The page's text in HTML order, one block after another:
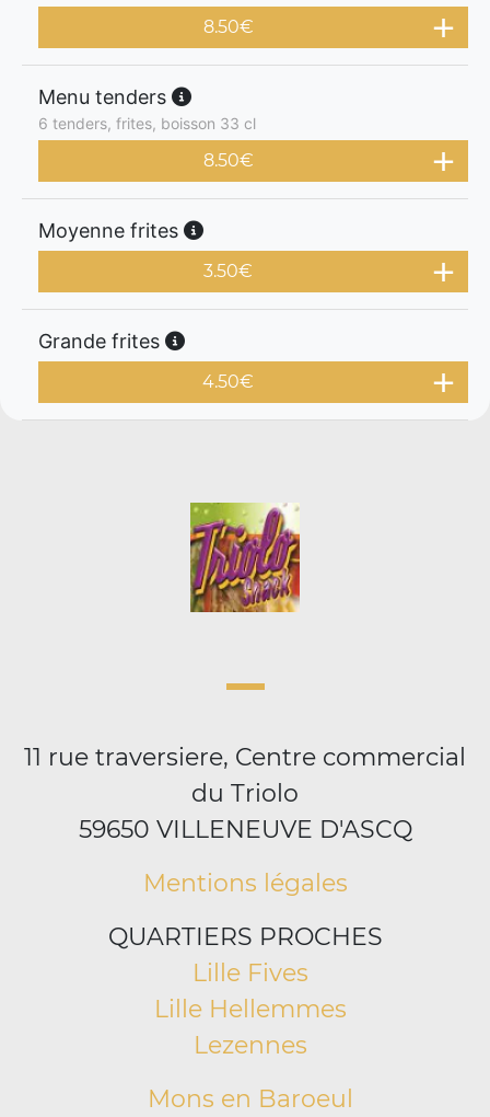
8.50€
Menu tenders
6 tenders, frites, boisson 33 cl
8.50€
Moyenne frites
3.50€
Grande frites
4.50€
11 rue traversiere, Centre commercial
du Triolo
59650 VILLENEUVE D'ASCQ
Mentions légales
QUARTIERS PROCHES
Lille Fives
Lille Hellemmes
Lezennes
Mons en Baroeul